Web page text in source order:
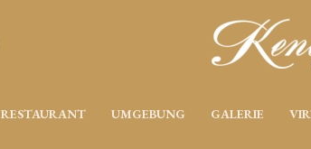
RESTAURANT UMGEBUNG GALERIE